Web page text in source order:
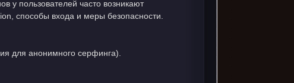
у пользователей часто возникают
способы входа и меры безопасности.
для анонимного серфинга).